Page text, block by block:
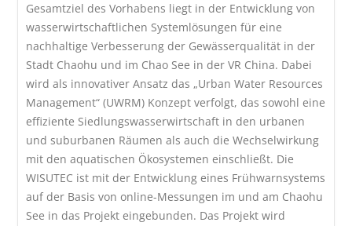
Gesamtziel des Vorhabens liegt in der Entwicklung von
wasserwirtschaftlichen Systemlösungen für eine
nachhaltige Verbesserung der Gewässerqualität in der
Stadt Chaohu und im Chao See in der VR China. Dabei
wird als innovativer Ansatz das „Urban Water Resources
Management“ (UWRM) Konzept verfolgt, das sowohl eine
effiziente Siedlungswasserwirtschaft in den urbanen
und suburbanen Räumen als auch die Wechselwirkung
mit den aquatischen Ökosystemen einschließt. Die
WISUTEC ist mit der Entwicklung eines Frühwarnsystems
auf der Basis von online-Messungen im und am Chaohu
See in das Projekt eingebunden. Das Projekt wird